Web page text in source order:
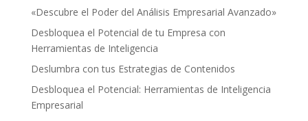
«Descubre el Poder del Análisis Empresarial Avanzado»
Desbloquea el Potencial de tu Empresa con
Herramientas de Inteligencia
Deslumbra con tus Estrategias de Contenidos
Desbloquea el Potencial: Herramientas de Inteligencia
Empresarial